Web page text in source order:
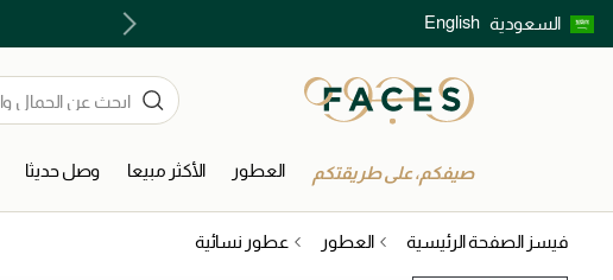
السعودية English
اكتشفوا خدمات الجمال المختارة بعناية
صيفكم، على طريقتكم العطور الأكثر مبيعا وصل حديثا
فيسز الصفحة الرئيسية العطور عطور نسائية